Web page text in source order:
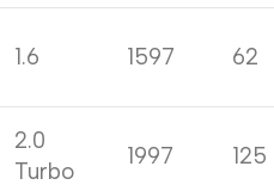
1.6 1597 62
2.0
Turbo
1997 125